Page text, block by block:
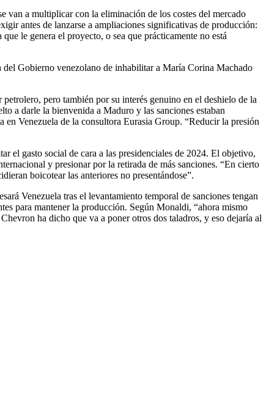
van a multiplicar con la eliminación de los costes del mercado
antes de lanzarse a ampliaciones significativas de producción:
le genera el proyecto, o sea que prácticamente no está
del Gobierno venezolano de inhabilitar a María Corina Machado
pero también por su interés genuino en el deshielo de la
a darle la bienvenida a Maduro y las sanciones estaban
en Venezuela de la consultora Eurasia Group. “Reducir la presión
el gasto social de cara a las presidenciales de 2024. El objetivo,
y presionar por la retirada de más sanciones. “En cierto
boicotear las anteriores no presentándose”.
Venezuela tras el levantamiento temporal de sanciones tengan
para mantener la producción. Según Monaldi, “ahora mismo
ha dicho que va a poner otros dos taladros, y eso dejaría al